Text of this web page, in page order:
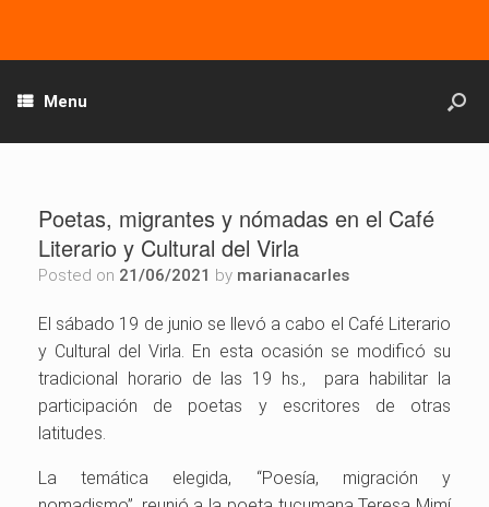
Menu
Poetas, migrantes y nómadas en el Café
Literario y Cultural del Virla
Posted on 21/06/2021 by marianacarles
El sábado 19 de junio se llevó a cabo el Café Literario
y Cultural del Virla. En esta ocasión se modificó su
tradicional horario de las 19 hs., para habilitar la
participación de poetas y escritores de otras
latitudes.
La temática elegida, “Poesía, migración y